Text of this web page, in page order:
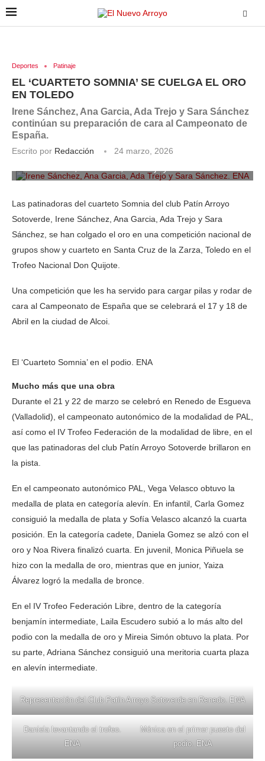
Deportes Patinaje
EL ‘CUARTETO SOMNIA’ SE CUELGA EL ORO
EN TOLEDO
Irene Sánchez, Ana Garcia, Ada Trejo y Sara Sánchez
continúan su preparación de cara al Campeonato de
España.
Escrito por Redacción
24 marzo, 2026
Las patinadoras del cuarteto Somnia del club Patín Arroyo
Sotoverde, Irene Sánchez, Ana Garcia, Ada Trejo y Sara
Sánchez, se han colgado el oro en una competición nacional de
grupos show y cuarteto en Santa Cruz de la Zarza, Toledo en el
Trofeo Nacional Don Quijote.
Una competición que les ha servido para cargar pilas y rodar de
cara al Campeonato de España que se celebrará el 17 y 18 de
Abril en la ciudad de Alcoi.
El ‘Cuarteto Somnia’ en el podio. ENA
Mucho más que una obra
Durante el 21 y 22 de marzo se celebró en Renedo de Esgueva
(Valladolid), el campeonato autonómico de la modalidad de PAL,
así como el IV Trofeo Federación de la modalidad de libre, en el
que las patinadoras del club Patín Arroyo Sotoverde brillaron en
la pista.
En el campeonato autonómico PAL, Vega Velasco obtuvo la
medalla de plata en categoría alevín. En infantil, Carla Gomez
consiguió la medalla de plata y Sofía Velasco alcanzó la cuarta
posición. En la categoría cadete, Daniela Gomez se alzó con el
oro y Noa Rivera finalizó cuarta. En juvenil, Monica Piñuela se
hizo con la medalla de oro, mientras que en junior, Yaiza
Álvarez logró la medalla de bronce.
En el IV Trofeo Federación Libre, dentro de la categoría
benjamín intermediate, Laila Escudero subió a lo más alto del
podio con la medalla de oro y Mireia Simón obtuvo la plata. Por
su parte, Adriana Sánchez consiguió una meritoria cuarta plaza
en alevín intermediate.
Representación del Club Patín Arroyo Sotoverde en Renedo. ENA
Daniela levantando el trofeo.
ENA
Mónica en el primer puesto del
podio. ENA